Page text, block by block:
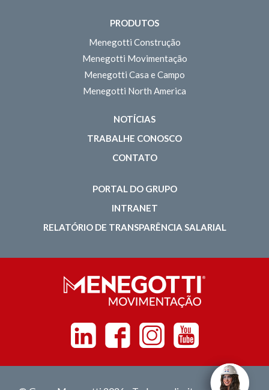
PRODUTOS
Menegotti Construção
Menegotti Movimentação
Menegotti Casa e Campo
Menegotti North America
NOTÍCIAS
TRABALHE CONOSCO
CONTATO
PORTAL DO GRUPO
INTRANET
RELATÓRIO DE TRANSPARÊNCIA SALARIAL
Linkedin FacebookInstagramYoutube